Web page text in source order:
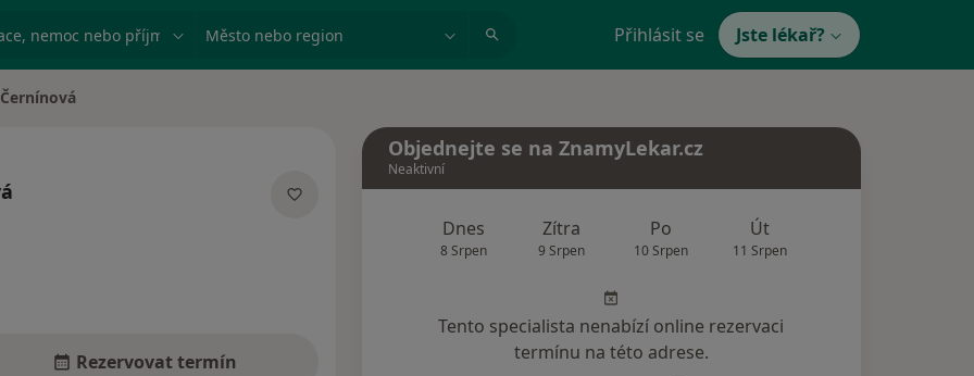
nemoc nebo příjmení Město nebo region Přihlásit se Jste lékař?
Rezervovat termín
Objednejte se na ZnamyLekar.cz
Neaktivní
Dnes
8 Srpen
Zítra
9 Srpen
Po
10 Srpen
Út
11 Srpen
Tento specialista nenabízí online rezervaci
termínu na této adrese.